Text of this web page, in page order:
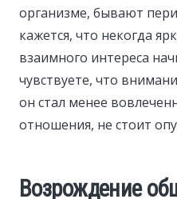
организме, бывают
кажется, что некогда
взаимного интереса
чувствуете, что
он стал менее
отношения, не стоит
Возрождение